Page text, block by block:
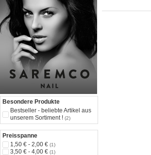
Besondere Produkte
Bestseller - beliebte Artikel aus
unserem Sortiment ! (2)
Preisspanne
1,50 € - 2,00 € (1)
3,50 € - 4,00 € (1)